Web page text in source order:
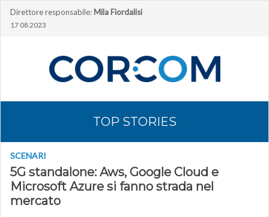
Direttore responsabile: Mila Fiordalisi
17 08 2023
TOP STORIES
SCENARI
5G standalone: Aws, Google Cloud e
Microsoft Azure si fanno strada nel
mercato